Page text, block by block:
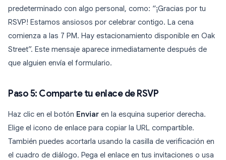
predeterminado con algo personal, como: “¡Gracias por tu
RSVP! Estamos ansiosos por celebrar contigo. La cena
comienza a las 7 PM. Hay estacionamiento disponible en Oak
Street”. Este mensaje aparece inmediatamente después de
que alguien envía el formulario.
Paso 5: Comparte tu enlace de RSVP
Haz clic en el botón Enviar en la esquina superior derecha.
Elige el icono de enlace para copiar la URL compartible.
También puedes acortarla usando la casilla de verificación en
el cuadro de diálogo. Pega el enlace en tus invitaciones o usa